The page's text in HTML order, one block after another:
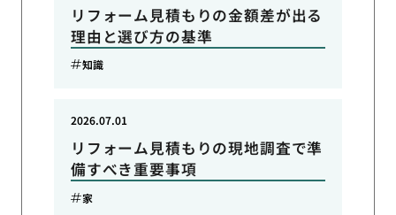
リフォーム見積もりの金額差が出る
理由と選び方の基準
知識
リフォーム見積もりの現地調査で準
備すべき重要事項
2026.07.01
家